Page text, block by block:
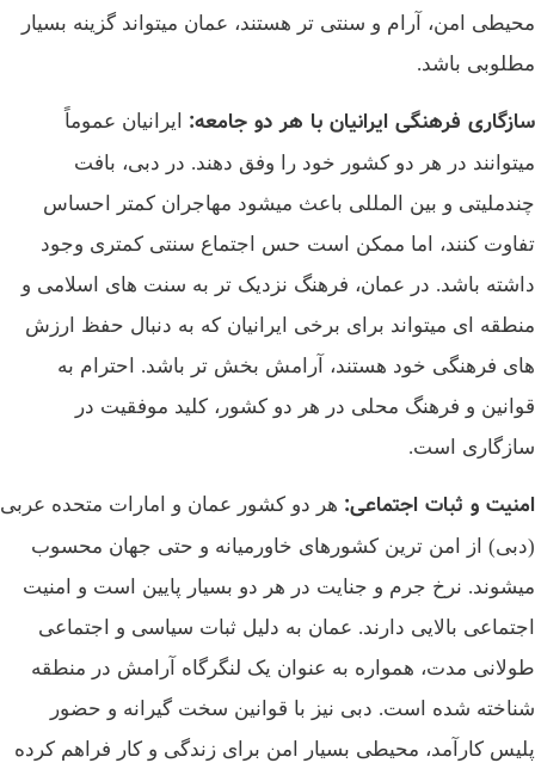
محیطی امن، آرام و سنتی‌ تر هستند، عمان میتواند گزینه بسیار
مطلوبی باشد.
سازگاری فرهنگی ایرانیان با هر دو جامعه: ایرانیان عموماً
میتوانند در هر دو کشور خود را وفق دهند. در دبی، بافت
چندملیتی و بین‌ المللی باعث میشود مهاجران کمتر احساس
تفاوت کنند، اما ممکن است حس اجتماع سنتی کمتری وجود
داشته باشد. در عمان، فرهنگ نزدیک‌ تر به سنت‌ های اسلامی و
منطقه‌ ای میتواند برای برخی ایرانیان که به دنبال حفظ ارزش‌
های فرهنگی خود هستند، آرامش‌ بخش‌ تر باشد. احترام به
قوانین و فرهنگ محلی در هر دو کشور، کلید موفقیت در
سازگاری است.
امنیت و ثبات اجتماعی: هر دو کشور عمان و امارات متحده عربی
(دبی) از امن‌ ترین کشورهای خاورمیانه و حتی جهان محسوب
میشوند. نرخ جرم و جنایت در هر دو بسیار پایین است و امنیت
اجتماعی بالایی دارند. عمان به دلیل ثبات سیاسی و اجتماعی
طولانی‌ مدت، همواره به عنوان یک لنگرگاه آرامش در منطقه
شناخته شده است. دبی نیز با قوانین سخت‌ گیرانه و حضور
پلیس کارآمد، محیطی بسیار امن برای زندگی و کار فراهم کرده